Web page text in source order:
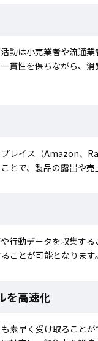
動は小売業者や流通
貫性を保ちながら、
レイス（Amazon、
で、製品の露出や売
行動データを収集す
ことが可能となります。
を高速化
素早く受け取ること